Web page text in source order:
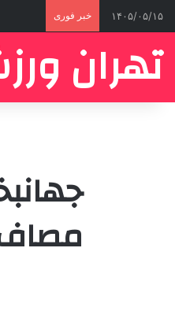
۱۴۰۵/۰۵/۱۵ خبر فوری
تهران